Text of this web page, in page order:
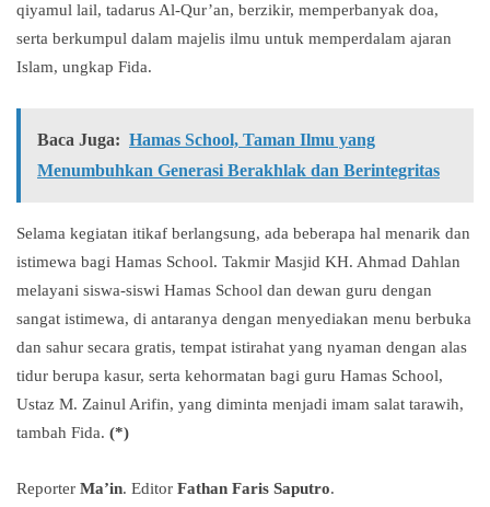
qiyamul lail, tadarus Al-Qur’an, berzikir, memperbanyak doa,
serta berkumpul dalam majelis ilmu untuk memperdalam ajaran
Islam, ungkap Fida.
Baca Juga: Hamas School, Taman Ilmu yang
Menumbuhkan Generasi Berakhlak dan Berintegritas
Selama kegiatan itikaf berlangsung, ada beberapa hal menarik dan
istimewa bagi Hamas School. Takmir Masjid KH. Ahmad Dahlan
melayani siswa-siswi Hamas School dan dewan guru dengan
sangat istimewa, di antaranya dengan menyediakan menu berbuka
dan sahur secara gratis, tempat istirahat yang nyaman dengan alas
tidur berupa kasur, serta kehormatan bagi guru Hamas School,
Ustaz M. Zainul Arifin, yang diminta menjadi imam salat tarawih,
tambah Fida. (*)
Reporter Ma’in. Editor Fathan Faris Saputro.